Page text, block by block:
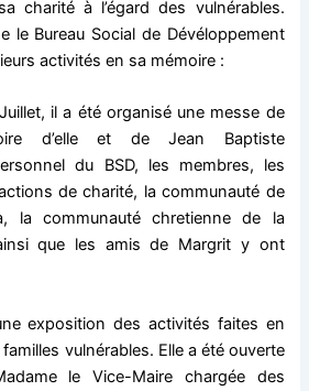
charité à l’égard des vulnérables.
le Bureau Social de Dévéloppement
activités en sa mémoire :
il a été organisé une messe de
d’elle et de Jean Baptiste
du BSD, les membres, les
de charité, la communauté de
la communauté chretienne de la
que les amis de Margrit y ont
exposition des activités faites en
vulnérables. Elle a été ouverte
le Vice-Maire chargée des